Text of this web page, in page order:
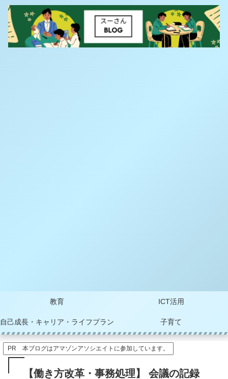
教育 ICT活用
自己成長・キャリア・ライフプラン 子育て
PR 本ブログはアマゾンアソシエイトに参加しています。
【働き方改革・事務処理】 会議の記録